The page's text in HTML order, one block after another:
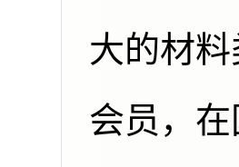
大的材
会员，